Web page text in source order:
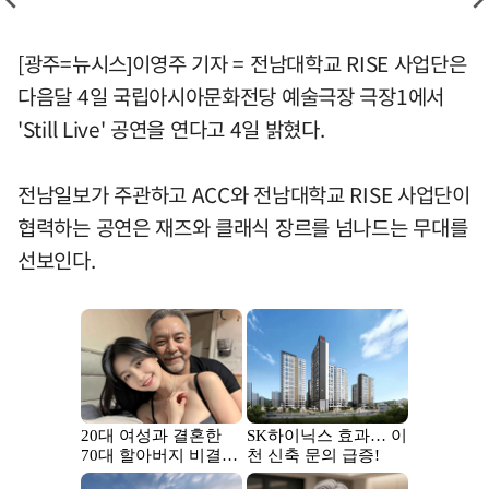
[광주=뉴시스]이영주 기자 = 전남대학교 RISE 사업단은
다음달 4일 국립아시아문화전당 예술극장 극장1에서
'Still Live' 공연을 연다고 4일 밝혔다.
전남일보가 주관하고 ACC와 전남대학교 RISE 사업단이
협력하는 공연은 재즈와 클래식 장르를 넘나드는 무대를
선보인다.